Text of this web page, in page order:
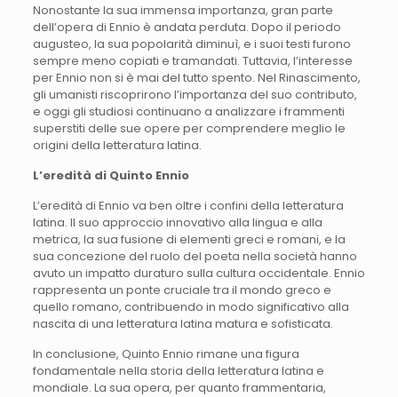
Nonostante la sua immensa importanza, gran parte
dell’opera di Ennio è andata perduta. Dopo il periodo
augusteo, la sua popolarità diminuì, e i suoi testi furono
sempre meno copiati e tramandati. Tuttavia, l’interesse
per Ennio non si è mai del tutto spento. Nel Rinascimento,
gli umanisti riscoprirono l’importanza del suo contributo,
e oggi gli studiosi continuano a analizzare i frammenti
superstiti delle sue opere per comprendere meglio le
origini della letteratura latina.
L’eredità di Quinto Ennio
L’eredità di Ennio va ben oltre i confini della letteratura
latina. Il suo approccio innovativo alla lingua e alla
metrica, la sua fusione di elementi greci e romani, e la
sua concezione del ruolo del poeta nella società hanno
avuto un impatto duraturo sulla cultura occidentale. Ennio
rappresenta un ponte cruciale tra il mondo greco e
quello romano, contribuendo in modo significativo alla
nascita di una letteratura latina matura e sofisticata.
In conclusione, Quinto Ennio rimane una figura
fondamentale nella storia della letteratura latina e
mondiale. La sua opera, per quanto frammentaria,